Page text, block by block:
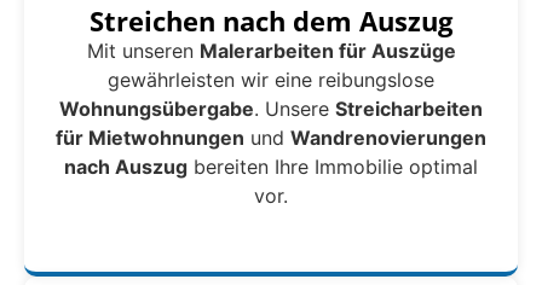
Streichen nach dem Auszug
Mit unseren Malerarbeiten für Auszüge
gewährleisten wir eine reibungslose
Wohnungsübergabe. Unsere Streicharbeiten
für Mietwohnungen und Wandrenovierungen
nach Auszug bereiten Ihre Immobilie optimal
vor.